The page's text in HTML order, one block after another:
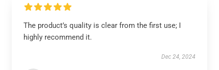
The product’s quality is clear from the first use; I
highly recommend it.
Dec 24, 2024